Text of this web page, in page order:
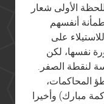
الأولى شعار
أنفسهم
على
نفسها، لكن
لنقطة الصفر.
المحاكمات،
مبارك) وأخيرا